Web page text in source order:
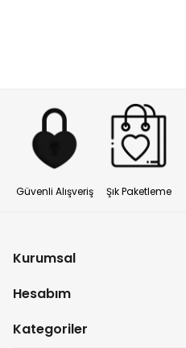
Güvenli Alışveriş Şık Paketleme
Kurumsal
Hesabım
Kategoriler